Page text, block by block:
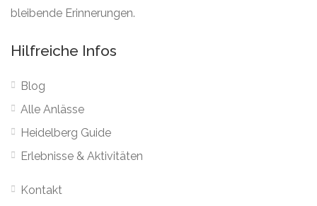
bleibende Erinnerungen.
Hilfreiche Infos
Blog
Alle Anlässe
Heidelberg Guide
Erlebnisse & Aktivitäten
Kontakt